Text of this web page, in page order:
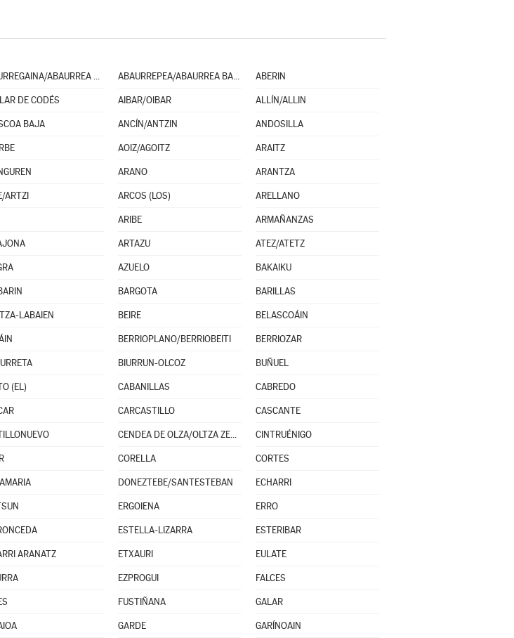
ABAURREGAINA/ABAURREA ALTA ABAURREPEA/ABAURREA BAJA ABERIN
DE CODÉS AIBAR/OIBAR ALLÍN/ALLIN
BAJA ANCÍN/ANTZIN ANDOSILLA
AOIZ/AGOITZ ARAITZ
ARANO ARANTZA
ARTZI ARCOS (LOS) ARELLANO
ARIBE ARMAÑANZAS
ARTAZU ATEZ/ATETZ
AZUELO BAKAIKU
BARGOTA BARILLAS
LABAIEN BEIRE BELASCOÁIN
BERRIOPLANO/BERRIOBEITI BERRIOZAR
BIURRUN-OLCOZ BUÑUEL
(EL) CABANILLAS CABREDO
CARCASTILLO CASCANTE
CENDEA DE OLZA/OLTZA ZENDEA CINTRUÉNIGO
CORELLA CORTES
DONEZTEBE/SANTESTEBAN ECHARRI
ERGOIENA ERRO
ESTELLA-LIZARRA ESTERIBAR
ARANATZ ETXAURI EULATE
EZPROGUI FALCES
FUSTIÑANA GALAR
GARDE GARÍNOAIN